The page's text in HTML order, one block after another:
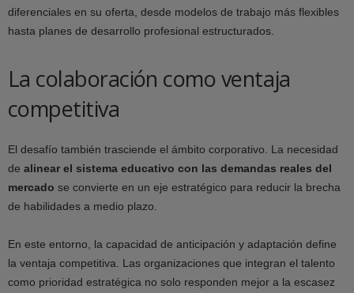
diferenciales en su oferta, desde modelos de trabajo más flexibles
hasta planes de desarrollo profesional estructurados.
La colaboración como ventaja
competitiva
El desafío también trasciende el ámbito corporativo. La necesidad
de alinear el sistema educativo con las demandas reales del
mercado se convierte en un eje estratégico para reducir la brecha
de habilidades a medio plazo.
En este entorno, la capacidad de anticipación y adaptación define
la ventaja competitiva. Las organizaciones que integran el talento
como prioridad estratégica no solo responden mejor a la escasez